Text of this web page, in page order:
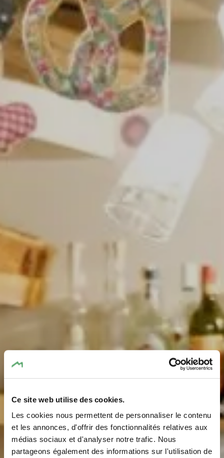
Ce site web utilise des cookies.
Les cookies nous permettent de personnaliser le contenu
et les annonces, d'offrir des fonctionnalités relatives aux
médias sociaux et d'analyser notre trafic. Nous
partageons également des informations sur l'utilisation de